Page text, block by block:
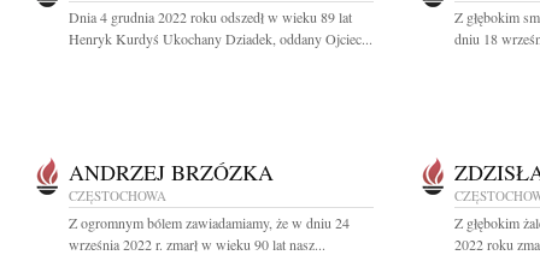
Dnia 4 grudnia 2022 roku odszedł w wieku 89 lat
Henryk Kurdyś Ukochany Dziadek, oddany Ojciec...
Z głębokim
dniu 18
ANDRZEJ BRZÓZKA
CZĘSTOCHOWA
Z ogromnym bólem zawiadamiamy, że w dniu 24
września 2022 r. zmarł w wieku 90 lat nasz...
Z głębokim
2022 roku